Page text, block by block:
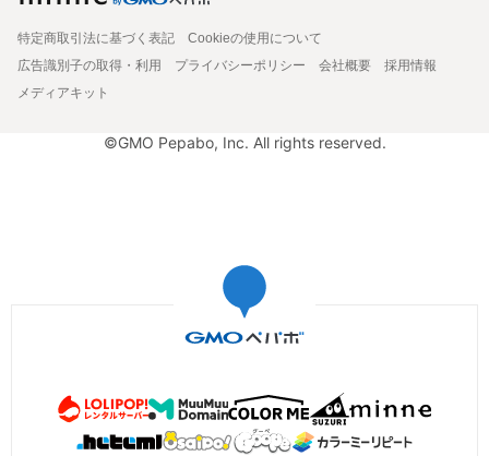
特定商取引法に基づく表記
Cookieの使用について
広告識別子の取得・利用
プライバシーポリシー 会社概要
採用情報
メディアキット
©GMO Pepabo, Inc. All rights reserved.